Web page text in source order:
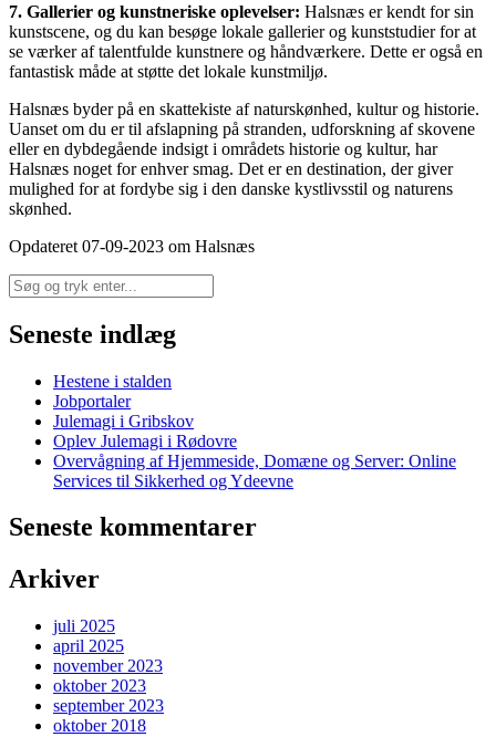
7. Gallerier og kunstneriske oplevelser: Halsnæs er kendt for sin
kunstscene, og du kan besøge lokale gallerier og kunststudier for at
se værker af talentfulde kunstnere og håndværkere. Dette er også en
fantastisk måde at støtte det lokale kunstmiljø.
Halsnæs byder på en skattekiste af naturskønhed, kultur og historie.
Uanset om du er til afslapning på stranden, udforskning af skovene
eller en dybdegående indsigt i områdets historie og kultur, har
Halsnæs noget for enhver smag. Det er en destination, der giver
mulighed for at fordybe sig i den danske kystlivsstil og naturens
skønhed.
Opdateret 07-09-2023 om Halsnæs
Seneste indlæg
Hestene i stalden
Jobportaler
Julemagi i Gribskov
Oplev Julemagi i Rødovre
Overvågning af Hjemmeside, Domæne og Server: Online
Services til Sikkerhed og Ydeevne
Seneste kommentarer
Arkiver
juli 2025
april 2025
november 2023
oktober 2023
september 2023
oktober 2018